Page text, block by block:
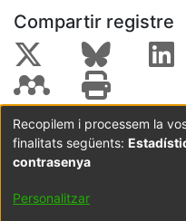
Compartir registre
Coordinació:CRAI UB Avís legal
Metadades
subjectes a:
Configuració
de cookies
privadesa
Recopilem i processem la
finalitats següents:
contrasenya
Personalitzar